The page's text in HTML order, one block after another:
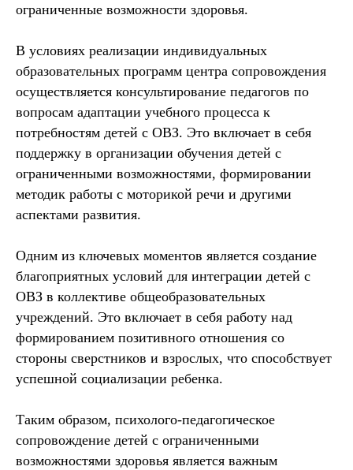
ограниченные возможности здоровья.
В условиях реализации индивидуальных
образовательных программ центра сопровождения
осуществляется консультирование педагогов по
вопросам адаптации учебного процесса к
потребностям детей с ОВЗ. Это включает в себя
поддержку в организации обучения детей с
ограниченными возможностями, формировании
методик работы с моторикой речи и другими
аспектами развития.
Одним из ключевых моментов является создание
благоприятных условий для интеграции детей с
ОВЗ в коллективе общеобразовательных
учреждений. Это включает в себя работу над
формированием позитивного отношения со
стороны сверстников и взрослых, что способствует
успешной социализации ребенка.
Таким образом, психолого-педагогическое
сопровождение детей с ограниченными
возможностями здоровья является важным